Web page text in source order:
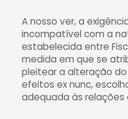
A nosso ver, a
incompatível com a
estabelecida entre
medida em que se
pleitear a alteração
efeitos ex nunc,
adequada às relações